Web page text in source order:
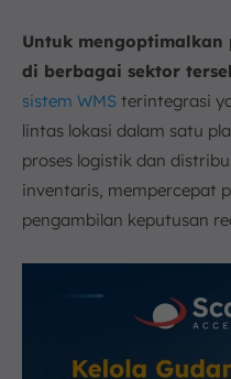
Untuk
di berbagai sektor
sistem WMS terintegrasi
lintas lokasi dalam satu
proses logistik dan
inventaris, mempercepat
pengambilan keputusan